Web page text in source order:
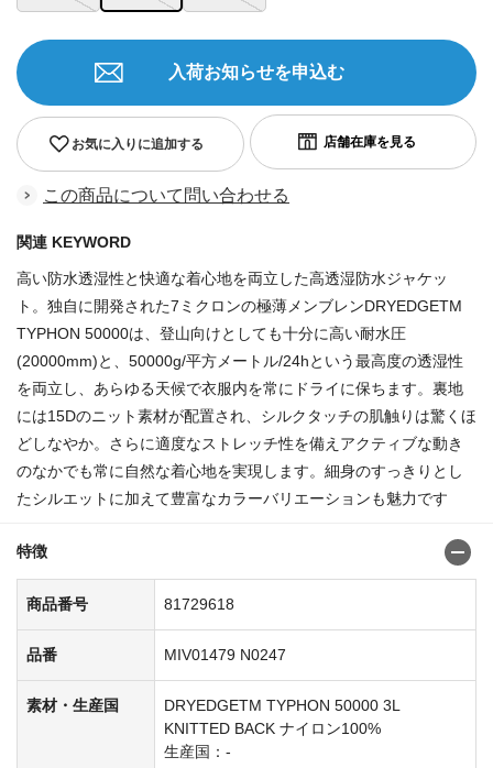
お気に入りに追加する
入荷お知らせを申込む
この商品について問い合わせる
関連 KEYWORD
高い防水透湿性と快適な着心地を両立した高透湿防水ジャケッ
ト。独自に開発された7ミクロンの極薄メンブレンDRYEDGETM
TYPHON 50000は、登山向けとしても十分に高い耐水圧
(20000mm)と、50000g/平方メートル/24hという最高度の透湿性
を両立し、あらゆる天候で衣服内を常にドライに保ちます。裏地
には15Dのニット素材が配置され、シルクタッチの肌触りは驚くほ
どしなやか。さらに適度なストレッチ性を備えアクティブな動き
のなかでも常に自然な着心地を実現します。細身のすっきりとし
たシルエットに加えて豊富なカラーバリエーションも魅力です
特徴
商品番号 81729618
品番 MIV01479 N0247
素材・生産国
DRYEDGETM TYPHON 50000 3L
KNITTED BACK ナイロン100%
生産国：-